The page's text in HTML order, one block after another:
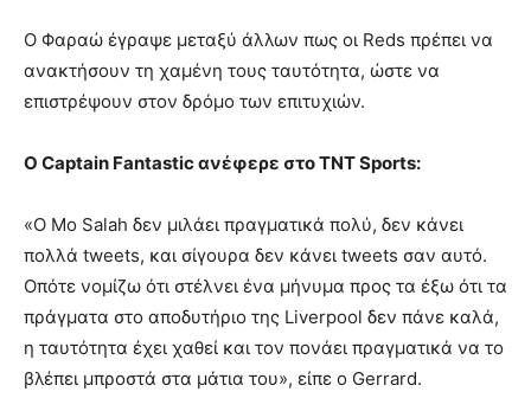
Ο Φαραώ έγραψε μεταξύ άλλων πως οι Reds πρέπει να
ανακτήσουν τη χαμένη τους ταυτότητα, ώστε να
επιστρέψουν στον δρόμο των επιτυχιών.
Ο Captain Fantastic ανέφερε στο TNT Sports:
«Ο Mo Salah δεν μιλάει πραγματικά πολύ, δεν κάνει
πολλά tweets, και σίγουρα δεν κάνει tweets σαν αυτό.
Οπότε νομίζω ότι στέλνει ένα μήνυμα προς τα έξω ότι τα
πράγματα στο αποδυτήριο της Liverpool δεν πάνε καλά,
η ταυτότητα έχει χαθεί και τον πονάει πραγματικά να το
βλέπει μπροστά στα μάτια του», είπε ο Gerrard.